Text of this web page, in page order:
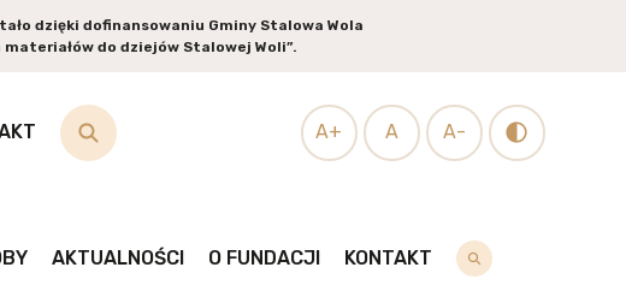
dzięki dofinansowaniu Gminy Stalowa Wola
do dziejów Stalowej Woli”.
PRZEGLĄDAJ
ZASOBY
A+ A A-
AKTUALNOŚCI O FUNDACJI KONTAKT